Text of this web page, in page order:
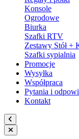
Konsole
Ogrodowe
Biurka
Szafki RTV
Zestawy Stół +
Szafki sypialnia
Promocje
Wysyłka
Współpraca
Pytania i
Kontakt